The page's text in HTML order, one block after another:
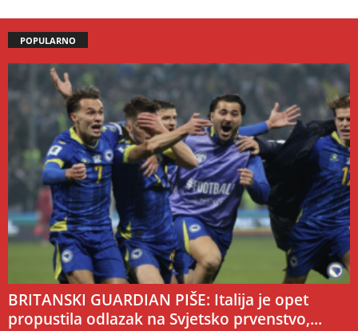
POPULARNO
BRITANSKI GUARDIAN PIŠE: Italija je opet
propustila odlazak na Svjetsko prvenstvo,...